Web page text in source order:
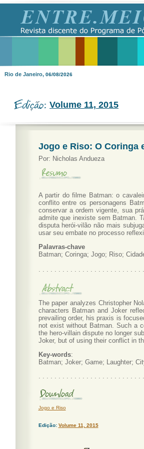
Rio de Janeiro, 06/08/2026
Volume 11, 2015
Jogo e Riso: O Coringa
Por: Nicholas Andueza
A partir do filme Batman: o
conflito entre os personagens
conservar a ordem vigente, sua
admite que inexiste sem Batman.
disputa herói-vilão não mais
usar seu embate no processo
Palavras-chave
Batman; Coringa; Jogo; Riso;
. . . . . . . . . . . . . . . . . . . . . . . . .
The paper analyzes Christopher
characters Batman and Joker
prevailing order, his praxis is
not exist without Batman. Such a
the hero-villain dispute no longer
Joker, but of using their conflict in
Key-words:
Batman; Joker; Game; Laughter;
. . . . . . . . . . . . . . . . . . . . . . . . .
Jogo e Riso
Edição: Volume 11, 2015